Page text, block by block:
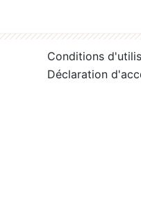
Conditions
Déclaration